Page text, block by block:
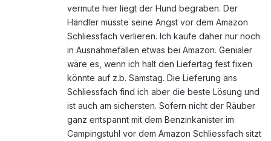
vermute hier liegt der Hund begraben. Der
Händler müsste seine Angst vor dem Amazon
Schliessfach verlieren. Ich kaufe daher nur noch
in Ausnahmefällen etwas bei Amazon. Genialer
wäre es, wenn ich halt den Liefertag fest fixen
könnte auf z.b. Samstag. Die Lieferung ans
Schliessfach find ich aber die beste Lösung und
ist auch am sichersten. Sofern nicht der Räuber
ganz entspannt mit dem Benzinkanister im
Campingstuhl vor dem Amazon Schliessfach sitzt